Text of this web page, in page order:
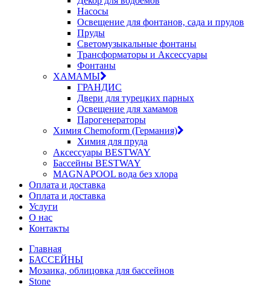
Насосы
Освещение для фонтанов, сада и прудов
Пруды
Светомузыкальные фонтаны
Трансформаторы и Аксессуары
Фонтаны
ХАМАМЫ
ГРАНДИС
Двери для турецких парных
Освещение для хамамов
Парогенераторы
Химия Chemoform (Германия)
Химия для пруда
Аксессуары BESTWAY
Бассейны BESTWAY
MAGNAPOOL вода без хлора
Оплата и доставка
Оплата и доставка
Услуги
О нас
Контакты
Главная
БАССЕЙНЫ
Мозаика, облицовка для бассейнов
Stone